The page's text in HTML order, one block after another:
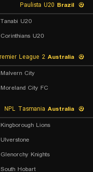
Brazil
Tanabi U20
Corinthians U20
Australia
Malvern City
Moreland City FC
Australia
Kingborough Lions
Ulverstone
Glenorchy Knights
South Hobart